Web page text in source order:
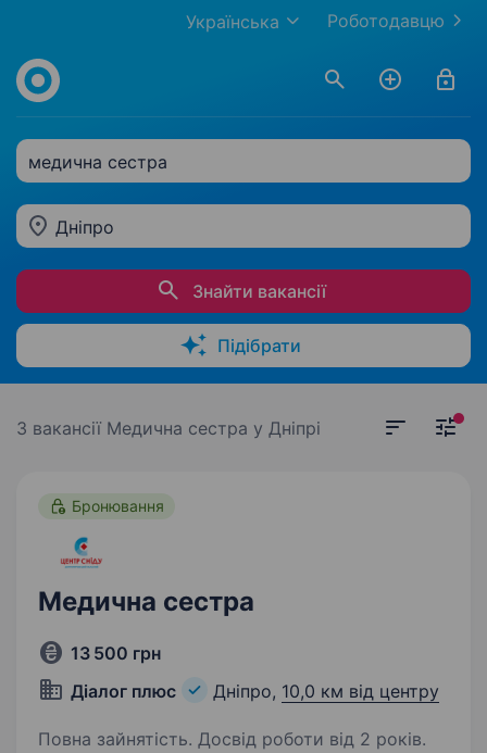
Роботодавцю
Українська
медична сестра
Дніпро
Знайти вакансії
Підібрати
3 вакансії Медична сестра у Дніпрі
Бронювання
Медична сестра
13 500 грн
Діалог плюс
Дніпро, 10,0 км від центру
Повна зайнятість. Досвід роботи від 2 років.